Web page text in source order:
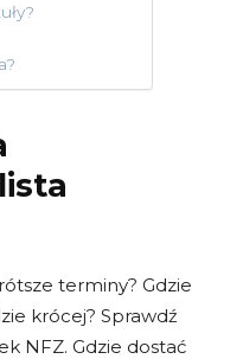
terminy? Gdzie
krócej? Sprawdź
NFZ. Gdzie dostać